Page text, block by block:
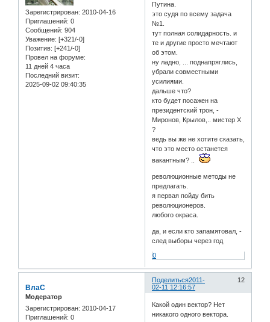
Зарегистрирован: 2010-04-16
Приглашений: 0
Сообщений: 904
Уважение: [+321/-0]
Позитив: [+241/-0]
Провел на форуме:
11 дней 4 часа
Последний визит:
2025-09-02 09:40:35
Путина.
это судя по всему задача
№1.
тут полная солидарность. и
те и другие просто мечтают
об этом.
ну ладно, ... поднапряглись,
убрали совместными
усилиями.
дальше что?
кто будет посажен на
президентский трон, -
Миронов, Крылов,.. мистер Х
?
ведь вы же не хотите сказать,
что это место останется
вакантным? ..
революционные методы не
предлагать.
я первая пойду бить
революционеров.
любого окраса.
да, и если кто запамятовал, -
след выборы через год
0
Поделиться 12
2011-
02-11 12:16:57
ВлаС
Модератор
Зарегистрирован: 2010-04-17
Приглашений: 0
Какой один вектор? Нет
никакого одного вектора.